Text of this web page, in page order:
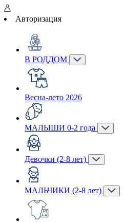
Авторизация
В РОДДОМ
Весна-лето 2026
МАЛЫШИ 0-2 года
Девочки (2-8 лет)
МАЛЬЧИКИ (2-8 лет)